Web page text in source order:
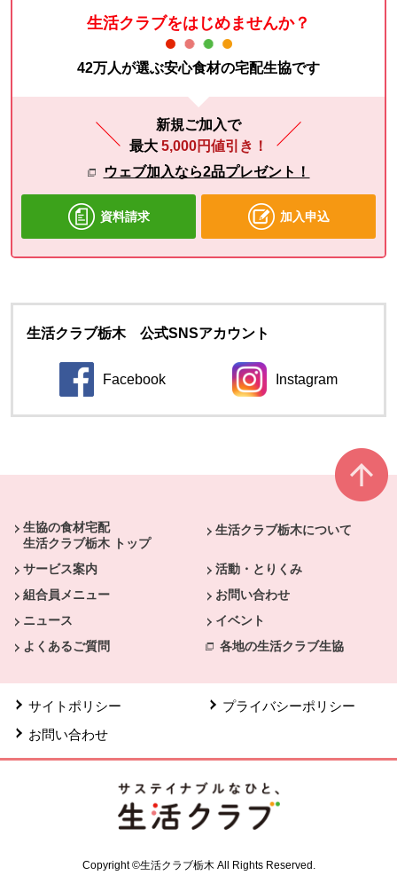
生活クラブをはじめませんか？
42万人が選ぶ安心食材の宅配生協です
新規ご加入で
最大 5,000円値引き！
ウェブ加入なら2品プレゼント！
資料請求 加入申込
生活クラブ栃木 公式SNSアカウント
Facebook
別のウィンドウで開きます。
Instagram
別のウィンドウ
生協の食材宅配
生活クラブ栃木 トップ
生活クラブ栃木について
サービス案内
活動・とりくみ
組合員メニュー
お問い合わせ
ニュース
イベント
よくあるご質問
各地の生活クラブ生協
サイトポリシー
プライバシーポリシー
お問い合わせ
Copyright ©生活クラブ栃木 All Rights Reserved.